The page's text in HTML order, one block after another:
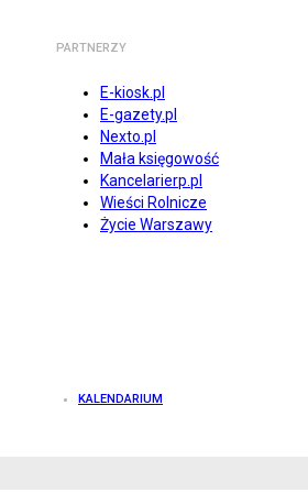
PARTNERZY
E-kiosk.pl
E-gazety.pl
Nexto.pl
Mała księgowość
Kancelarierp.pl
Wieści Rolnicze
Życie Warszawy
KALENDARIUM